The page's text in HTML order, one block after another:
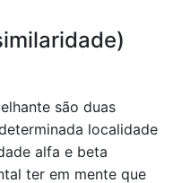
são duas
localidade
alfa e beta
ter em mente que